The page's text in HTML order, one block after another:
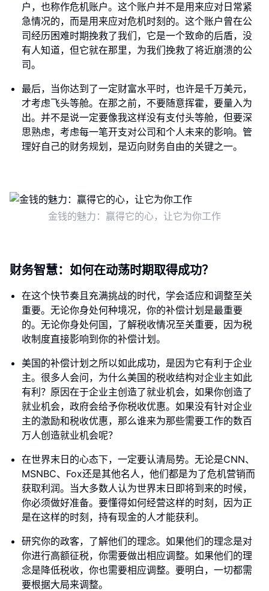
户，也称作危机账户。这个账户并不是用来应对日常紧
急情况的，而是用来应对危机时刻的。这个账户曾在公
司经历困难时期挽救了我们，它是一个致命的后盾，没
有人知道，但它就在那里，为我们挽救了将近崩溃的公
司。
最后，当你达到了一定财富水平时，也许是千万美元，
才考虑飞头等舱。在那之前，不要随意挥霍，要量入为
出。并不是说一定要像我这样没有支付头等舱，但要深
思熟虑，考虑每一笔开支对公司和个人未来的影响。管
理好自己的财务规划，是迈向财务自由的关键之一。
金钱的魅力：赢得它的心，让它为你工作
财务智慧：如何在动荡时期取得成功？
在这个快节奏且充满挑战的时代，学会适应和调整至关
重要。无论你身处何种境况，你的补偿计划是最重要
的。无论你身处何国，了解税收情况至关重要，因为税
收制度直接影响到你的补偿计划。
美国的补偿计划之所以如此成功，是因为它有利于企业
主。很多人会问，为什么美国的税收结构对企业主如此
有利？原因在于企业主创造了就业机会，如果你创造了
就业机会，政府会给予你税收优惠。如果没有针对企业
主的激励和税收优惠，那么谁来为那些需要工作的数百
万人创造就业机会呢？
在世界末日的心态下，一定要认清局势。无论是CNN、
MSNBC、Fox还是其他名人，他们都是为了危机营销而
获取利润。当大多数人认为世界末日即将到来的时候，
你必须做好准备。要懂得如何经营这样的时刻，因为正
是在这样的时刻，持有现金的人才能获利。
研究你的政客，了解他们的理念。如果他们的理念是对
你进行高额征税，你需要做出相应调整。如果他们的理
念是降低税收，你也需要相应调整。要明白，一切都需
要根据大局来调整。